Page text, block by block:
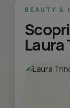
BEAUTY &
Laura